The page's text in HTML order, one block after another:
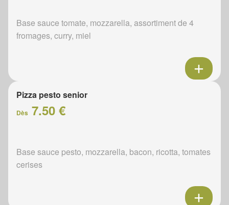
Base sauce tomate, mozzarella, assortiment de 4
fromages, curry, miel
Pizza pesto senior
Dès 7.50 €
Base sauce pesto, mozzarella, bacon, ricotta, tomates
cerises